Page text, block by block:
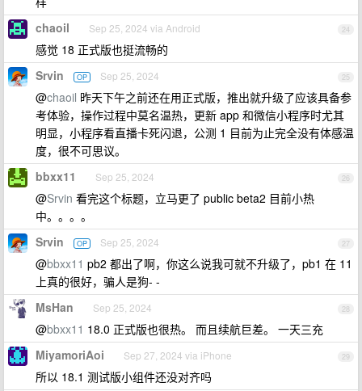
24
chaoil Sep 25, 2024 via Android
感觉 18 正式版也挺流畅的
25
Srvin OP Sep 25, 2024
@chaoil 昨天下午之前还在用正式版，推出就升级了应该具备参
考体验，操作过程中莫名温热，更新 app 和微信小程序时尤其
明显，小程序看直播卡死闪退，公测 1 目前为止完全没有体感温
度，很不可思议。
26
bbxx11 Sep 25, 2024
@Srvin 看完这个标题，立马更了 public beta2 目前小热
中。。。。
27
Srvin OP Sep 25, 2024
@bbxx11 pb2 都出了啊，你这么说我可就不升级了，pb1 在 11
上真的很好，骗人是狗- -
28
MsHan Sep 25, 2024
@bbxx11 18.0 正式版也很热。 而且续航巨差。 一天三充
29
MiyamoriAoi Sep 27, 2024 via iPhone
所以 18.1 测试版小组件还没对齐吗